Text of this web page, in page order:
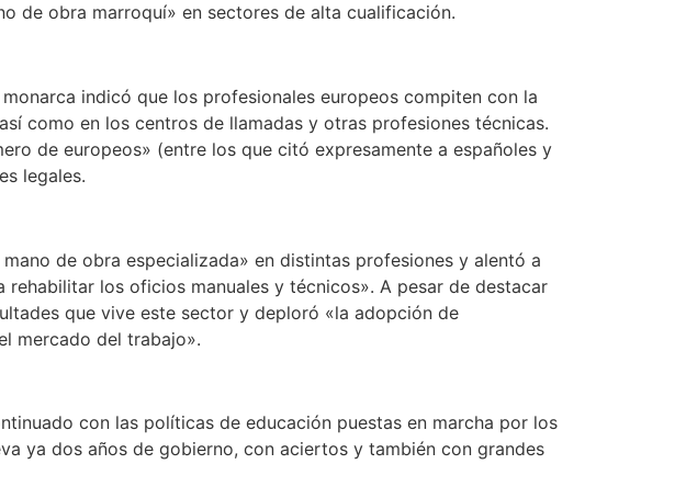
de obra marroquí» en sectores de alta cualificación.
indicó que los profesionales europeos compiten con la
como en los centros de llamadas y otras profesiones técnicas.
de europeos» (entre los que citó expresamente a españoles y
legales.
de obra especializada» en distintas profesiones y alentó a
los oficios manuales y técnicos». A pesar de destacar
que vive este sector y deploró «la adopción de
mercado del trabajo».
con las políticas de educación puestas en marcha por los
ya dos años de gobierno, con aciertos y también con grandes